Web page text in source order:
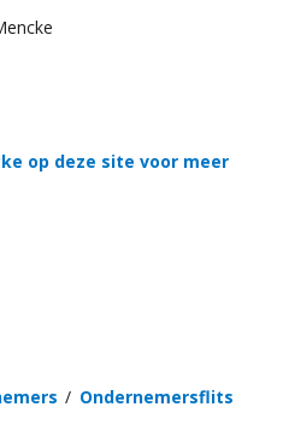
op deze site voor meer
Ondernemersflits